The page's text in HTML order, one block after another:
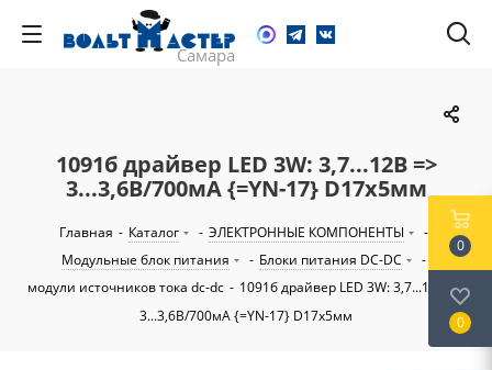
1091б драйвер LED 3W: 3,7...12В =>
3...3,6В/700мА {=YN-17} D17х5мм
Главная - Каталог - ЭЛЕКТРОННЫЕ КОМПОНЕНТЫ
-
Модульные блок питания
- Блоки питания DC-DC
-
модули источников тока dc-dc - 1091б драйвер LED 3W: 3,7...12В =>
3...3,6В/700мА {=YN-17} D17х5мм
0
0